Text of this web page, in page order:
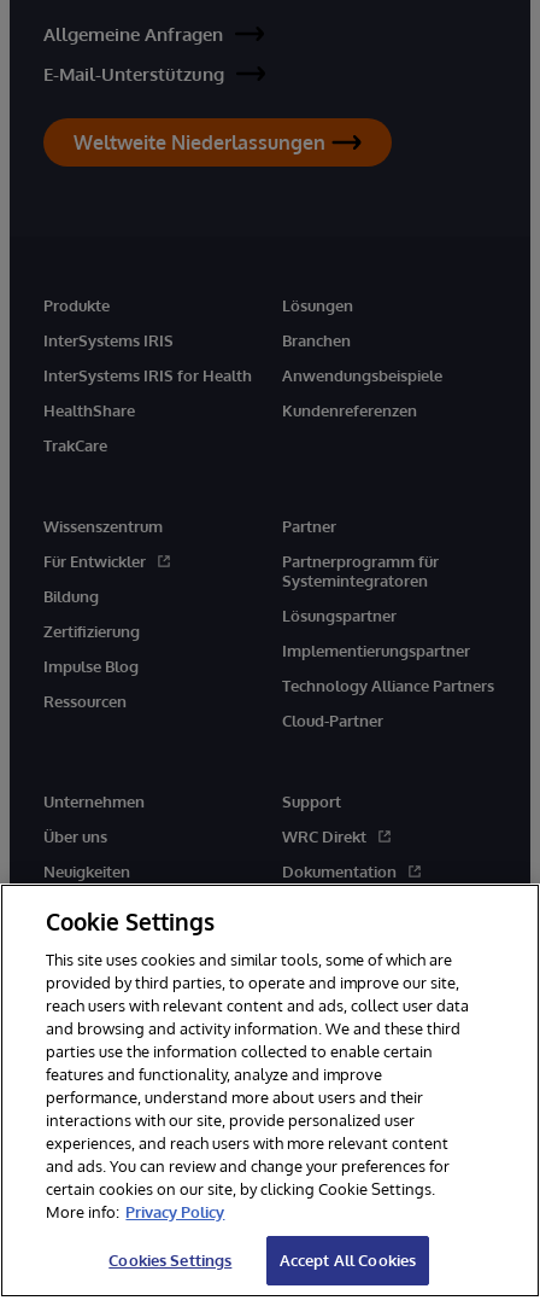
Allgemeine Anfragen
E-Mail-Unterstützung
Weltweite Niederlassungen
Produkte
InterSystems IRIS
InterSystems IRIS for Health
HealthShare
TrakCare
Lösungen
Branchen
Anwendungsbeispiele
Kundenreferenzen
Wissenszentrum
Für Entwickler
Bildung
Zertifizierung
Impulse Blog
Ressourcen
Partner
Partnerprogramm für
Systemintegratoren
Lösungspartner
Implementierungspartner
Technology Alliance Partners
Cloud-Partner
Unternehmen
Über uns
Neuigkeiten
Support
WRC Direkt
Dokumentation
© 1996-2026 InterSystems Corporation, Boston, MA. Alle Rechte
vorbehalten.
Mitteilungen/Geschäftsbedingungen
Erklärung zum Datenschutz
Geld-zurück-Garantie
Impressum Barrierefreiheit
Cookie Settings
This site uses cookies and similar tools, some of which are
provided by third parties, to operate and improve our site,
reach users with relevant content and ads, collect user data
and browsing and activity information. We and these third
parties use the information collected to enable certain
features and functionality, analyze and improve
performance, understand more about users and their
interactions with our site, provide personalized user
experiences, and reach users with more relevant content
and ads. You can review and change your preferences for
certain cookies on our site, by clicking Cookie Settings.
More info: Privacy Policy
Cookies Settings Accept All Cookies